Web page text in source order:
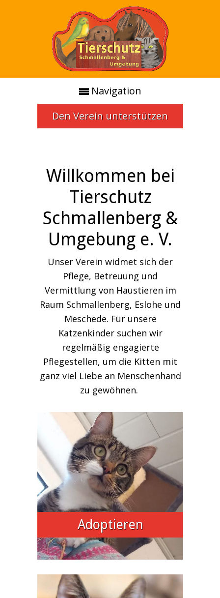
Navigation
Den Verein unterstützen
Willkommen bei
Tierschutz
Schmallenberg &
Umgebung e. V.
Unser Verein widmet sich der
Pflege, Betreuung und
Vermittlung von Haustieren im
Raum Schmallenberg, Eslohe und
Meschede. Für unsere
Katzenkinder suchen wir
regelmäßig engagierte
Pflegestellen, um die Kitten mit
ganz viel Liebe an Menschenhand
zu gewöhnen.
Adoptieren